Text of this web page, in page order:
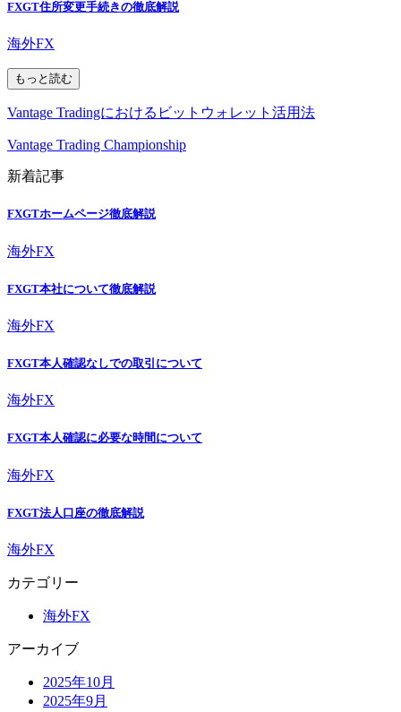
FXGT住所変更手続きの徹底解説
海外FX
もっと読む
Vantage Tradingにおけるビットウォレット活用法
Vantage Trading Championship
新着記事
FXGTホームページ徹底解説
海外FX
FXGT本社について徹底解説
海外FX
FXGT本人確認なしでの取引について
海外FX
FXGT本人確認に必要な時間について
海外FX
FXGT法人口座の徹底解説
海外FX
カテゴリー
海外FX
アーカイブ
2025年10月
2025年9月